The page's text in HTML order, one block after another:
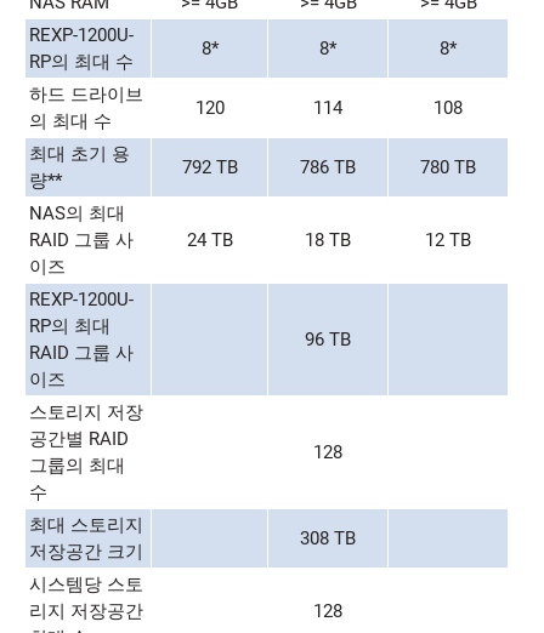
REXP-1200U-
RP의 최대 수
8* 8* 8*
하드 드라이브
의 최대 수
120 114 108
최대 초기 용
량**
792 TB 786 TB 780 TB
NAS의 최대
RAID 그룹 사
이즈
24 TB 18 TB 12 TB
REXP-1200U-
RP의 최대
RAID 그룹 사
이즈
96 TB
스토리지 저장
공간별 RAID
그룹의 최대
수
128
최대 스토리지
저장공간 크기
308 TB
시스템당 스토
리지 저장공간
128